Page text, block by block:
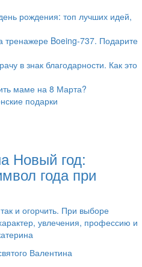
рождения: топ лучших идей,
тренажере Boeing-737. Подарите
в знак благодарности. Как это
маме на 8 Марта?
подарки
Новый год:
года при
и огорчить. При выборе
увлечения, профессию и
Валентина